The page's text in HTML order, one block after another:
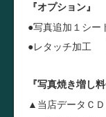
『オプション』
●写真追加１シー
●レタッチ加工
『写真焼き増し料
▲当店データＣ